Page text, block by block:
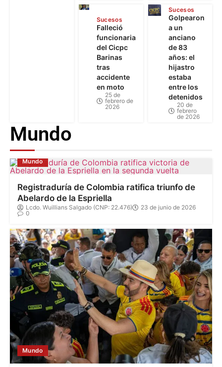
Sucesos
Falleció
funcionaria
del Cicpc
Barinas
tras
accidente
en moto
25 de
febrero de
2026
Sucesos
Golpearon
a un
anciano
de 83
años: el
hijastro
estaba
entre los
detenidos
20 de
febrero
de 2026
Mundo
Mundo
Registraduría de Colombia ratifica triunfo de
Abelardo de la Espriella
Lcdo. Wuillians Salgado (CNP: 22.476)
23 de junio de 2026
0
Mundo